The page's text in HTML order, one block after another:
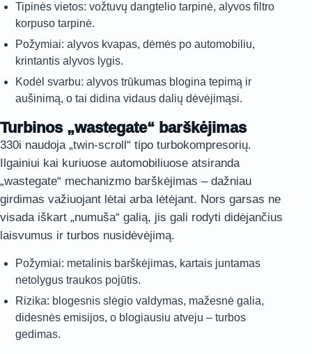
Tipinės vietos: vožtuvų dangtelio tarpinė, alyvos filtro
korpuso tarpinė.
Požymiai: alyvos kvapas, dėmės po automobiliu,
krintantis alyvos lygis.
Kodėl svarbu: alyvos trūkumas blogina tepimą ir
aušinimą, o tai didina vidaus dalių dėvėjimąsi.
Turbinos „wastegate“ barškėjimas
330i naudoja „twin-scroll“ tipo turbokompresorių.
Ilgainiui kai kuriuose automobiliuose atsiranda
„wastegate“ mechanizmo barškėjimas – dažniau
girdimas važiuojant lėtai arba lėtėjant. Nors garsas ne
visada iškart „numuša“ galią, jis gali rodyti didėjančius
laisvumus ir turbos nusidėvėjimą.
Požymiai: metalinis barškėjimas, kartais juntamas
netolygus traukos pojūtis.
Rizika: blogesnis slėgio valdymas, mažesnė galia,
didesnės emisijos, o blogiausiu atveju – turbos
gedimas.